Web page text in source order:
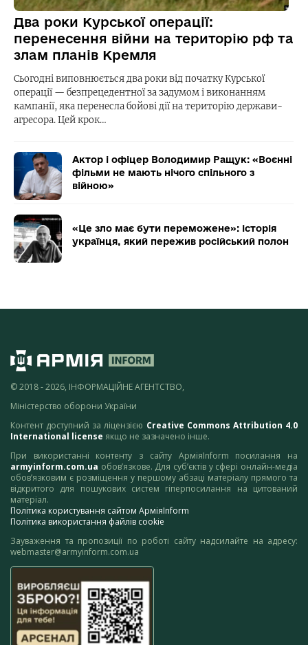
Два роки Курської операції:
перенесення війни на територію рф та
злам планів Кремля
Сьогодні виповнюється два роки від початку Курської
операції — безпрецедентної за задумом і виконанням
кампанії, яка перенесла бойові дії на територію держави-
агресора. Цей крок…
Актор і офіцер Володимир Ращук: «Воєнні
фільми не мають нічого спільного з
війною»
«Це зло має бути переможене»: історія
українця, який пережив російський полон
© 2018 - 2026, ІНФОРМАЦІЙНЕ АГЕНТСТВО,
Міністерство оборони України
Контент доступний за ліцензією Creative Commons Attribution 4.0
International license якщо не зазначено інше.
При використанні контенту з сайту АрміяInform посилання на
armyinform.com.ua обов’язкове. Для суб’єктів у сфері онлайн-медіа
обов’язковим є розміщення у першому абзаці матеріалу прямого та
відкритого для пошукових систем гіперпосилання на цитований
матеріал.
Політика користування сайтом АрміяInform
Політика використання файлів cookie
Зауваження та пропозиції по роботі сайту надсилайте на адресу:
webmaster@armyinform.com.ua